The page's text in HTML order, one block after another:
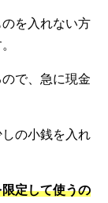
を入れない方
で、急に現金
の小銭を入れ
定して使うの